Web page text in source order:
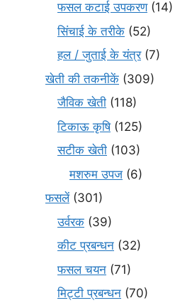
फसल कटाई उपकरण(14)
सिंचाई के तरीके (52)
हल / जुताई के यंत्र(7)
खेती की तकनीकें (309)
जैविक खेती (118)
टिकाऊ कृषि(125)
सटीक खेती (103)
मशरुम उपज (6)
फसलें(301)
उर्वरक (39)
कीट प्रबन्धन (32)
फसल चयन (71)
मि‌ट्टी प्रबन्धन (70)